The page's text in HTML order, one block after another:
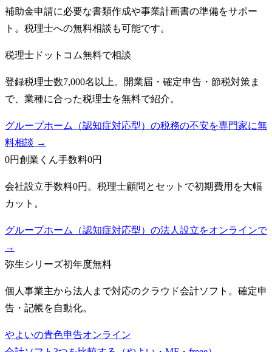
補助金申請に必要な書類作成や事業計画書の準備をサポー
ト。税理士への無料相談も可能です。
税理士ドットコム無料で相談
登録税理士数7,000名以上。開業届・確定申告・節税対策ま
で、業種に合った税理士を無料で紹介。
グループホーム（認知症対応型）の税務の不安を専門家に無
料相談 →
0円創業くん手数料0円
会社設立手数料0円。税理士顧問とセットで初期費用を大幅
カット。
グループホーム（認知症対応型）の法人設立をオンラインで
→
弥生シリーズ初年度無料
個人事業主から法人まで対応のクラウド会計ソフト。確定申
告・記帳を自動化。
やよいの青色申告オンライン